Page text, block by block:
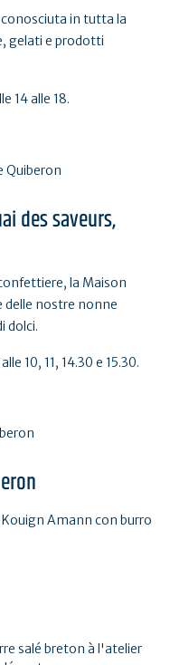
conosciuta in tutta la
gelati e prodotti
14 alle 18.
des saveurs,
la Maison
delle nostre nonne
dolci.
10, 11, 14.30 e 15.30.
Amann con burro